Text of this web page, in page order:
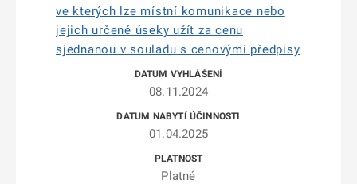
ve kterých lze místní komunikace nebo
jejich určené úseky užít za cenu
sjednanou v souladu s cenovými předpisy
08.11.2024
01.04.2025
Platné